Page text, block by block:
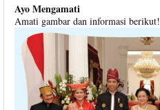
Ayo Mengamati
Amati gambar dan informasi berikut!